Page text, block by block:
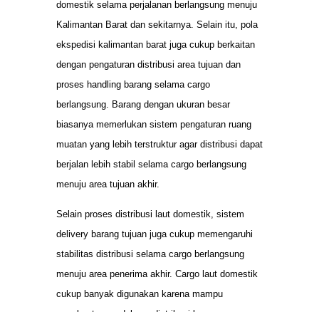
domestik selama perjalanan berlangsung menuju
Kalimantan Barat dan sekitarnya. Selain itu, pola
ekspedisi kalimantan barat juga cukup berkaitan
dengan pengaturan distribusi area tujuan dan
proses handling barang selama cargo
berlangsung. Barang dengan ukuran besar
biasanya memerlukan sistem pengaturan ruang
muatan yang lebih terstruktur agar distribusi dapat
berjalan lebih stabil selama cargo berlangsung
menuju area tujuan akhir.
Selain proses distribusi laut domestik, sistem
delivery barang tujuan juga cukup memengaruhi
stabilitas distribusi selama cargo berlangsung
menuju area penerima akhir. Cargo laut domestik
cukup banyak digunakan karena mampu